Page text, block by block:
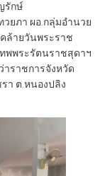
รักษ์
วยภา ผอ.กลุ่มอำนวย
ล้ายวันพระราช
พพระรัตนราชสุดาฯ
ราชการจังหวัด
า ต.หนองปลิง